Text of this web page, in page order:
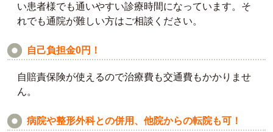
い患者様でも通いやすい診療時間になっています。そ
れでも通院が難しい方はご相談ください。
自己負担金0円！
自賠責保険が使えるので治療費も交通費もかかりませ
ん。
病院や整形外科との併用、他院からの転院も可！